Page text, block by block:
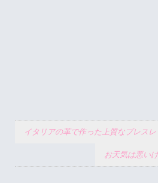
イタリアの革で作った上質なブレス
お天気は悪い